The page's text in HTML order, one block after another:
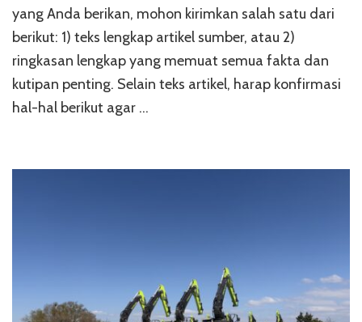
yang Anda berikan, mohon kirimkan salah satu dari
berikut: 1) teks lengkap artikel sumber, atau 2)
ringkasan lengkap yang memuat semua fakta dan
kutipan penting. Selain teks artikel, harap konfirmasi
hal-hal berikut agar …